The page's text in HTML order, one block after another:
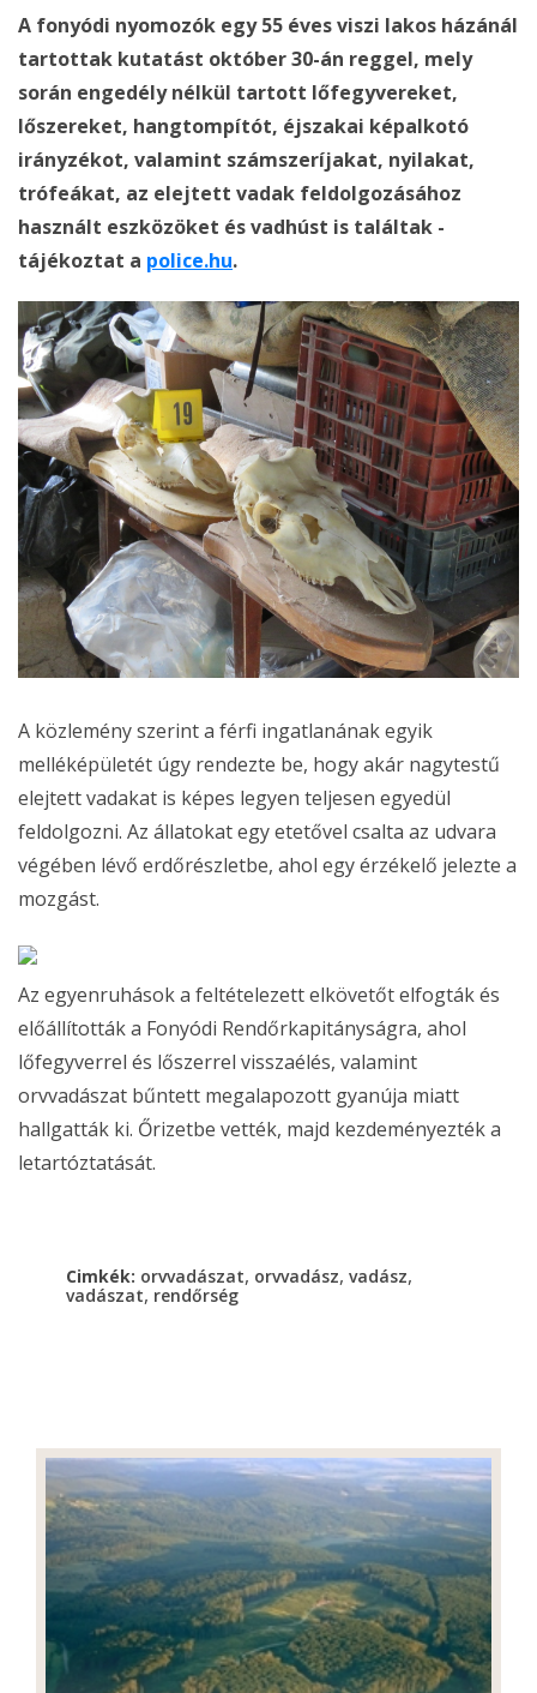
A fonyódi nyomozók egy 55 éves viszi lakos házánál
tartottak kutatást október 30-án reggel, mely
során engedély nélkül tartott lőfegyvereket,
lőszereket, hangtompítót, éjszakai képalkotó
irányzékot, valamint számszeríjakat, nyilakat,
trófeákat, az elejtett vadak feldolgozásához
használt eszközöket és vadhúst is találtak -
tájékoztat a police.hu.
A közlemény szerint a férfi ingatlanának egyik
melléképületét úgy rendezte be, hogy akár nagytestű
elejtett vadakat is képes legyen teljesen egyedül
feldolgozni. Az állatokat egy etetővel csalta az udvara
végében lévő erdőrészletbe, ahol egy érzékelő jelezte a
mozgást.
Az egyenruhások a feltételezett elkövetőt elfogták és
előállították a Fonyódi Rendőrkapitányságra, ahol
lőfegyverrel és lőszerrel visszaélés, valamint
orvvadászat bűntett megalapozott gyanúja miatt
hallgatták ki. Őrizetbe vették, majd kezdeményezték a
letartóztatását.
Cimkék: orvvadászat, orvvadász, vadász,
vadászat, rendőrség